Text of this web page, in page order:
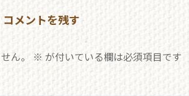
コメントを残す
ん。 ※ が付いている欄は必須項目です